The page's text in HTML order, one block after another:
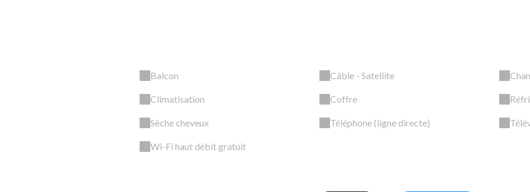
Balcon Câble - Satellite
Climatisation Coffre
Sèche cheveux Téléphone (ligne directe)
Wi-Fi haut débit gratuit